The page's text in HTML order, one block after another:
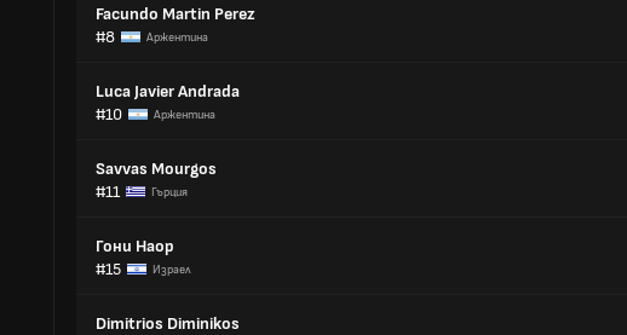
Facundo Martin Perez
#8
Аржентина
Luca Javier Andrada
#10
Аржентина
Savvas Mourgos
#11
Гърция
Гони Наор
#15
Израел
Dimitrios Diminikos